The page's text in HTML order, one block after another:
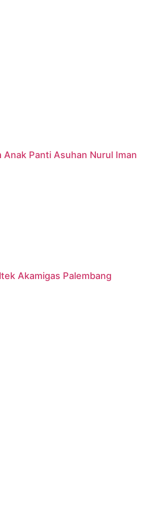
Panti Asuhan Nurul Iman
Akamigas Palembang